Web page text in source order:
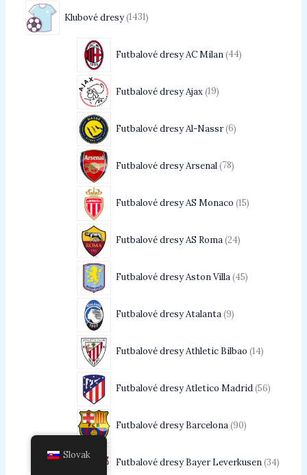
Klubové dresy 1431
Futbalové dresy AC Milan 44
Futbalové dresy Ajax 19
Futbalové dresy Al-Nassr 6
Futbalové dresy Arsenal 78
Futbalové dresy AS Monaco 15
Futbalové dresy AS Roma 24
Futbalové dresy Aston Villa 45
Futbalové dresy Atalanta 9
Futbalové dresy Athletic Bilbao 14
Futbalové dresy Atletico Madrid 56
Futbalové dresy Barcelona 90
Futbalové dresy Bayer Leverkusen 34
Slovak